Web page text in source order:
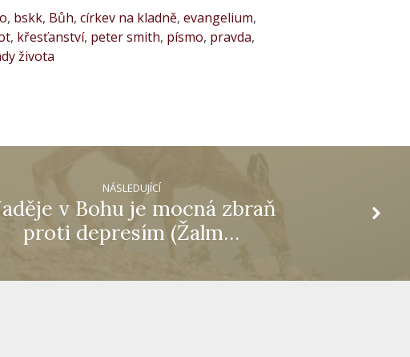
, bskk, Bůh, církev na kladně, evangelium,
, křesťanství, peter smith, písmo, pravda,
života
NÁSLEDUJÍCÍ
v Bohu je mocná zbraň
proti depresím (Žalm…